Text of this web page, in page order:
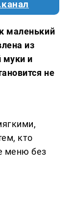
маленький
из
муки и
не
кто
меню без